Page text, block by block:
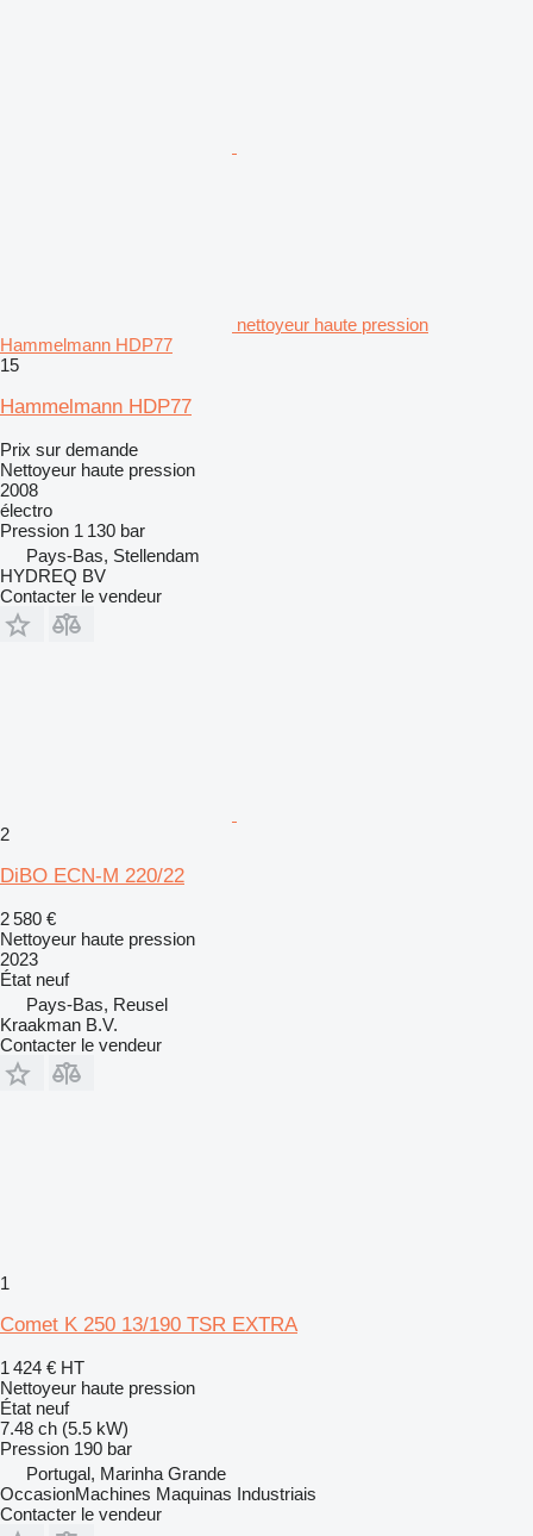
nettoyeur haute pression
Hammelmann HDP77
15
Hammelmann HDP77
Prix sur demande
Nettoyeur haute pression
2008
électro
Pression 1 130 bar
Pays-Bas, Stellendam
HYDREQ BV
Contacter le vendeur
2
DiBO ECN-M 220/22
2 580 €
Nettoyeur haute pression
2023
État neuf
Pays-Bas, Reusel
Kraakman B.V.
Contacter le vendeur
1
Comet K 250 13/190 TSR EXTRA
1 424 € HT
Nettoyeur haute pression
État neuf
7.48 ch (5.5 kW)
Pression 190 bar
Portugal, Marinha Grande
OccasionMachines Maquinas Industriais
Contacter le vendeur